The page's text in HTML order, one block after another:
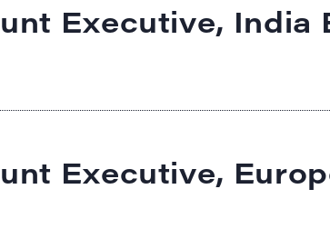
Executive, India
Executive,